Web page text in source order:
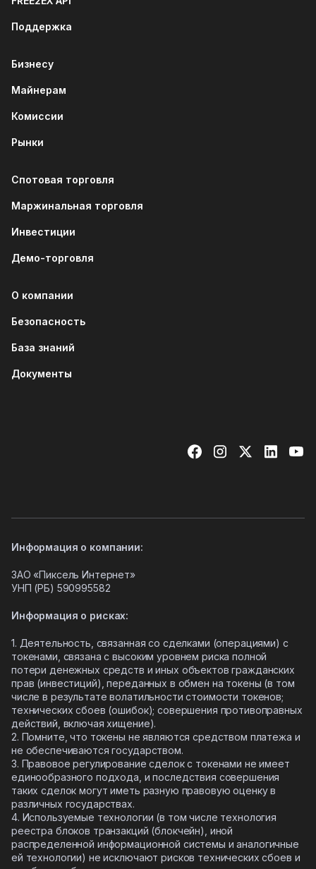
Поддержка
Бизнесу
Майнерам
Комиссии
Рынки
Спотовая торговля
Маржинальная торговля
Инвестиции
Демо-торговля
О компании
Безопасность
База знаний
Документы
Информация о компании:
ЗАО «Пиксель Интернет»
УНП (РБ) 590995582
Информация о рисках:
1. Деятельность, связанная со сделками (операциями) с
токенами, связана с высоким уровнем риска полной
потери денежных средств и иных объектов гражданских
прав (инвестиций), переданных в обмен на токены (в том
числе в результате волатильности стоимости токенов;
технических сбоев (ошибок); совершения противоправных
действий, включая хищение).
2. Помните, что токены не являются средством платежа и
не обеспечиваются государством.
3. Правовое регулирование сделок с токенами не имеет
единообразного подхода, и последствия совершения
таких сделок могут иметь разную правовую оценку в
различных государствах.
4. Используемые технологии (в том числе технология
реестра блоков транзакций (блокчейн), иной
распределенной информационной системы и аналогичные
ей технологии) не исключают рисков технических сбоев и